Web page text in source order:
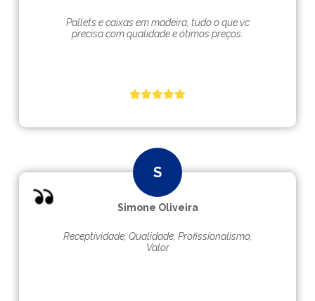
Pallets e caixas em madeira, tudo o que vc
precisa com qualidade e ótimos preços.
Simone Oliveira
Receptividade, Qualidade, Profissionalismo,
Valor